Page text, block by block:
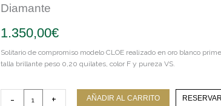
Diamante
1.350,00€
Solitario de compromiso modelo CLOE realizado en oro blanco
talla brillante peso 0,20 quilates, color F y pureza VS.
-
TARIN
CLOE
+ AÑADIR AL CARRITO